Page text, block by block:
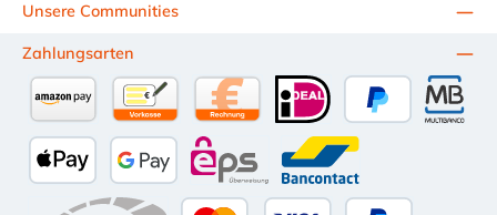
Unsere Communities
Zahlungsarten
Kauf auf Rechnung (10 Tage Netto)
iDEAL
Apple Pay Google Pay eps Bancontact
Amazon PayVorkasse per Überweisung